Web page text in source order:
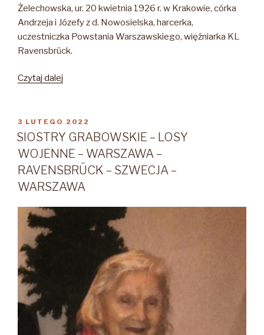
Żelechowska, ur. 20 kwietnia 1926 r. w Krakowie, córka
Andrzeja i Józefy z d. Nowosielska, harcerka,
uczestniczka Powstania Warszawskiego, więźniarka KL
Ravensbrück.
Czytaj dalej
2022)”
OPUBLIKOWANE
W
3 LUTEGO 2022
SIOSTRY GRABOWSKIE – LOSY
WOJENNE – WARSZAWA –
RAVENSBRÜCK – SZWECJA –
WARSZAWA